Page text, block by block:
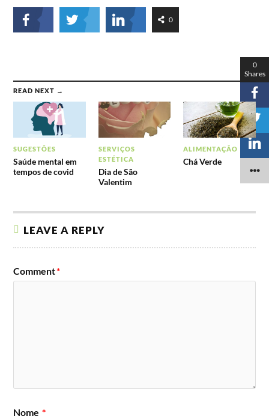
0
READ NEXT →
SUGESTÕES
Saúde mental em
tempos de covid
SERVIÇOS
ESTÉTICA
Dia de São
Valentim
ALIMENTAÇÃO
Chá Verde
LEAVE A REPLY
Comment*
Nome *
0
Shares